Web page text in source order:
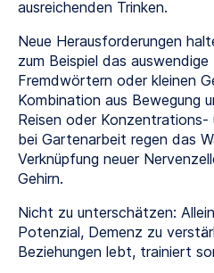
ausreichenden Trinken.
Neue Herausforderungen
zum Beispiel das
Fremdwörtern oder kleinen
Kombination aus Bewegung
Reisen oder Konzentrations-
bei Gartenarbeit regen das
Verknüpfung neuer
Gehirn.
Nicht zu unterschätzen:
Potenzial, Demenz zu
Beziehungen lebt, trainiert